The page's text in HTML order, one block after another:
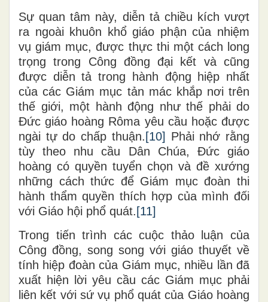
Sự quan tâm này, diễn tả chiều kích vượt
ra ngoài khuôn khổ giáo phận của nhiệm
vụ giám mục, được thực thi một cách long
trọng trong Công đồng đại kết và cũng
được diễn tả trong hành động hiệp nhất
của các Giám mục tản mác khắp nơi trên
thế giới, một hành động như thế phải do
Đức giáo hoàng Rôma yêu cầu hoặc được
ngài tự do chấp thuận.[10] Phải nhớ rằng
tùy theo nhu cầu Dân Chúa, Đức giáo
hoàng có quyền tuyển chọn và đề xướng
những cách thức để Giám mục đoàn thi
hành thẩm quyền thích hợp của mình đối
với Giáo hội phổ quát.[11]
Trong tiến trình các cuộc thảo luận của
Công đồng, song song với giáo thuyết về
tính hiệp đoàn của Giám mục, nhiều lần đã
xuất hiện lời yêu cầu các Giám mục phải
liên kết với sứ vụ phổ quát của Giáo hoàng